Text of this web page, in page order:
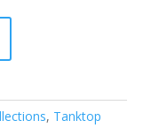
, Tanktop